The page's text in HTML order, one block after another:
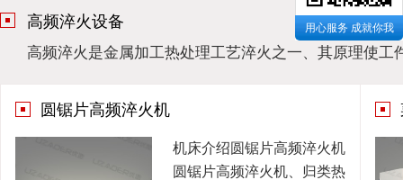
高频淬火设备
高频淬火是金属加工热处理工艺淬火之一、其原理使
圆锯片高频淬火机
机床介绍圆锯片高频淬火机
圆锯片高频淬火机、归类热
用心服务 成就你我